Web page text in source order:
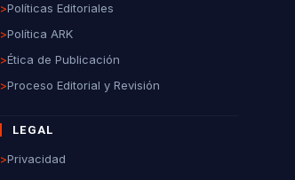
>Políticas Editoriales
>Política ARK
>Ética de Publicación
>Proceso Editorial y Revisión
LEGAL
>Privacidad